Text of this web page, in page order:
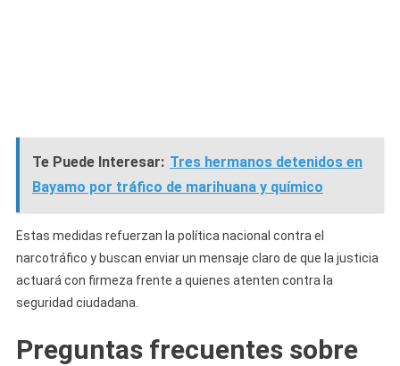
Te Puede Interesar: Tres hermanos detenidos en
Bayamo por tráfico de marihuana y químico
Estas medidas refuerzan la política nacional contra el
narcotráfico y buscan enviar un mensaje claro de que la justicia
actuará con firmeza frente a quienes atenten contra la
seguridad ciudadana.
Preguntas frecuentes sobre